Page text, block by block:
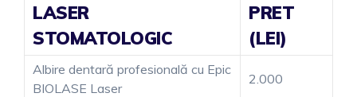
LASER
STOMATOLOGIC
PRET
(LEI)
Albire dentară profesională cu Epic
BIOLASE Laser
2.000